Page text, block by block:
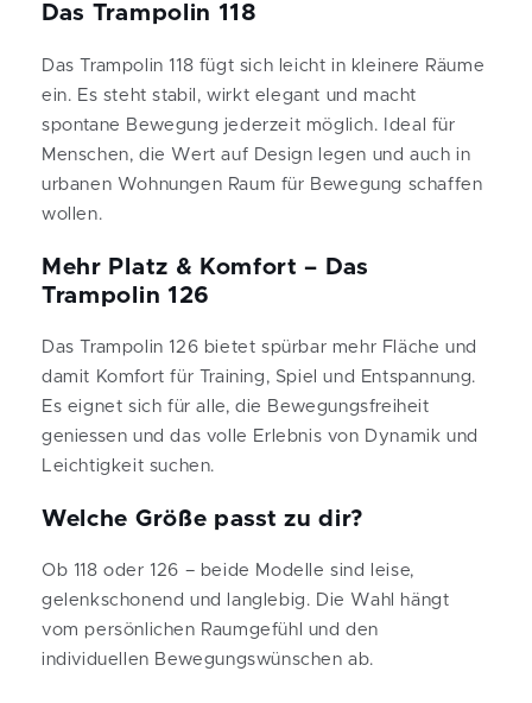
Das Trampolin 118
Das Trampolin 118 fügt sich leicht in kleinere Räume
ein. Es steht stabil, wirkt elegant und macht
spontane Bewegung jederzeit möglich. Ideal für
Menschen, die Wert auf Design legen und auch in
urbanen Wohnungen Raum für Bewegung schaffen
wollen.
Mehr Platz & Komfort – Das
Trampolin 126
Das Trampolin 126 bietet spürbar mehr Fläche und
damit Komfort für Training, Spiel und Entspannung.
Es eignet sich für alle, die Bewegungsfreiheit
geniessen und das volle Erlebnis von Dynamik und
Leichtigkeit suchen.
Welche Größe passt zu dir?
Ob 118 oder 126 – beide Modelle sind leise,
gelenkschonend und langlebig. Die Wahl hängt
vom persönlichen Raumgefühl und den
individuellen Bewegungswünschen ab.